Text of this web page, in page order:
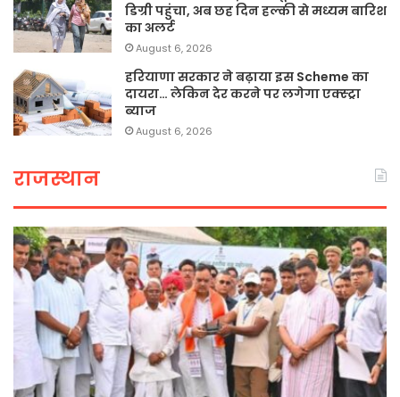
डिग्री पहुंचा, अब छह दिन हल्की से मध्यम बारिश
का अलर्ट
August 6, 2026
हरियाणा सरकार ने बढ़ाया इस Scheme का
दायरा… लेकिन देर करने पर लगेगा एक्स्ट्रा
ब्याज
August 6, 2026
राजस्थान